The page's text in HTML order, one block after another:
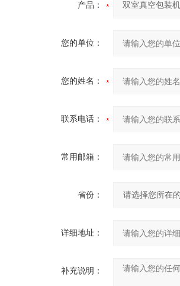
产品：
您的单位：
您的姓名：
联系电话：
常用邮箱：
省份：
详细地址：
补充说明：